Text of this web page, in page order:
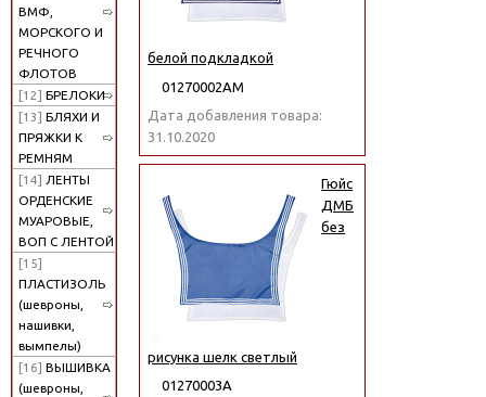
ВМФ,
МОРСКОГО И
РЕЧНОГО
ФЛОТОВ
[12] БРЕЛОКИ
[13] БЛЯХИ И
ПРЯЖКИ К
РЕМНЯМ
[14] ЛЕНТЫ
ОРДЕНСКИЕ
МУАРОВЫЕ,
ВОП С ЛЕНТОЙ
[15]
ПЛАСТИЗОЛЬ
(шевроны,
нашивки,
вымпелы)
[16] ВЫШИВКА
(шевроны,
белой подкладкой
01270002АМ
Дата добавления товара:
31.10.2020
Гюйс
ДМБ
без
рисунка шелк светлый
01270003А